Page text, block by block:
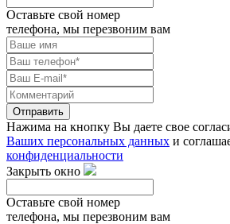
Оставьте свой номер
телефона, мы перезвоним вам
Отправить
Нажима на кнопку Вы даете свое
Ваших персональных данных и
конфиденциальности
Закрыть окно
Оставьте свой номер
телефона, мы перезвоним вам